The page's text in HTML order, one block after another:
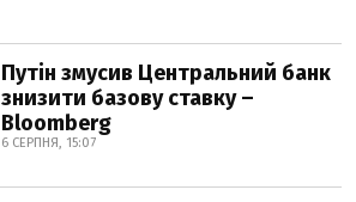
Путін змусив Центральний банк
знизити базову ставку –
Bloomberg
6 СЕРПНЯ, 15:07